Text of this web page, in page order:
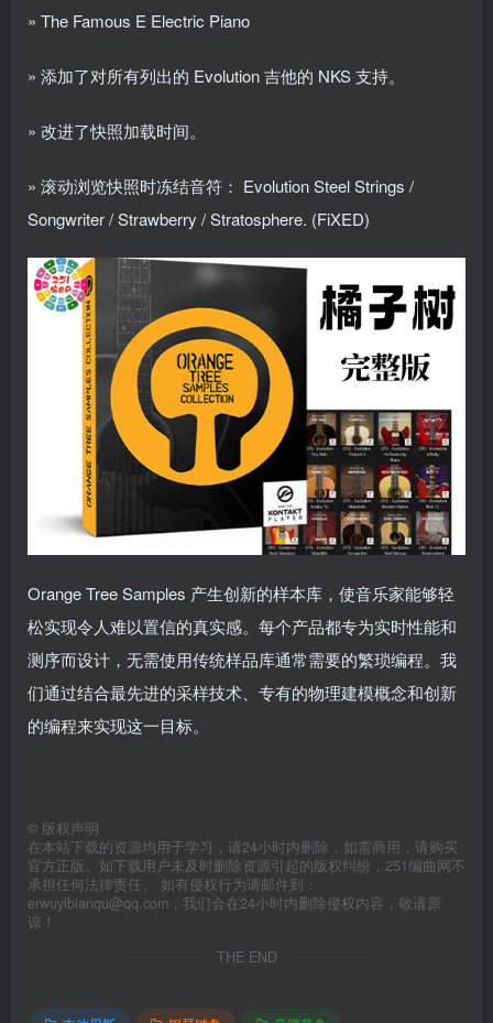
» The Famous E Electric Piano
» 添加了对所有列出的 Evolution 吉他的 NKS 支持。
» 改进了快照加载时间。
» 滚动浏览快照时冻结音符： Evolution Steel Strings /
Songwriter / Strawberry / Stratosphere. (FiXED)
Orange Tree Samples 产生创新的样本库，使音乐家能够轻
松实现令人难以置信的真实感。每个产品都专为实时性能和
测序而设计，无需使用传统样品库通常需要的繁琐编程。我
们通过结合最先进的采样技术、专有的物理建模概念和创新
的编程来实现这一目标。
© 版权声明
在本站下载的资源均用于学习，请24小时内删除，如需商用，请购买
官方正版。如下载用户未及时删除资源引起的版权纠纷，251编曲网不
承担任何法律责任。 如有侵权行为请邮件到：
erwuyibianqu@qq.com，我们会在24小时内删除侵权内容，敬请原
谅！
THE END